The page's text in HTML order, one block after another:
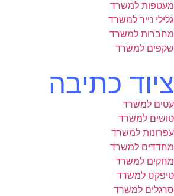
מעטפות למשרד
גלילי נייר למשרד
מחברות למשרד
שקפים למשרד
ציוד כתיבה
עטים למשרד
טושים למשרד
עפרונות למשרד
מחדדים למשרד
מחקים למשרד
טיפקס למשרד
סרגלים למשרד